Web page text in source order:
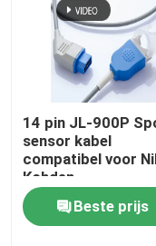
14 pin JL-900P
sensor kabel
compatibel voor
Kohden
Beste prijs